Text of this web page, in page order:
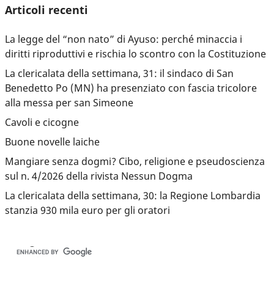
Articoli recenti
La legge del “non nato” di Ayuso: perché minaccia i
diritti riproduttivi e rischia lo scontro con la Costituzione
La clericalata della settimana, 31: il sindaco di San
Benedetto Po (MN) ha presenziato con fascia tricolore
alla messa per san Simeone
Cavoli e cicogne
Buone novelle laiche
Mangiare senza dogmi? Cibo, religione e pseudoscienza
sul n. 4/2026 della rivista Nessun Dogma
La clericalata della settimana, 30: la Regione Lombardia
stanzia 930 mila euro per gli oratori